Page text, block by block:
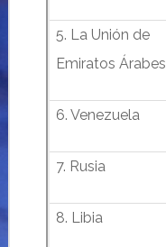
5. La Unión de
Emiratos Árabes
6. Venezuela
7. Rusia
8. Libia